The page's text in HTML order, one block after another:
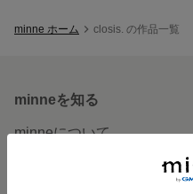
minne ホーム closis. の作品一覧
minneを知る
minneについて